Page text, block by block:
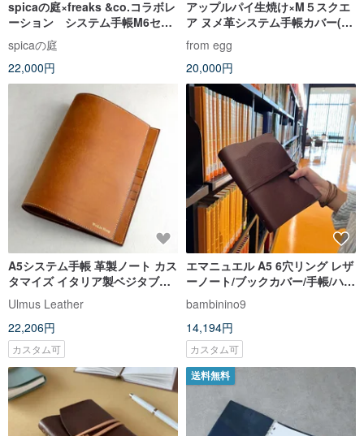
spicaの庭×freaks &co.コラボレ
ーション システム手帳M6セッ
spicaの庭
22,000円
アップルパイ生焼け×M５スクエ
ア ヌメ革システム手帳カバー(マ
イクロ５/ミニ５穴)
from egg
20,000円
A5システム手帳 革製ノート カス
タマイズ イタリア製ベジタブル
タンニンなめし革 刻印オプショ
ン
Ulmus Leather
22,206円
カスタム可
エマニュエル A5 6穴リング レザ
ーノート/ブックカバー/手帳/ハン
ドメイドレザー - エスプレッソ
bambinino9
14,194円
カスタム可
送料無料